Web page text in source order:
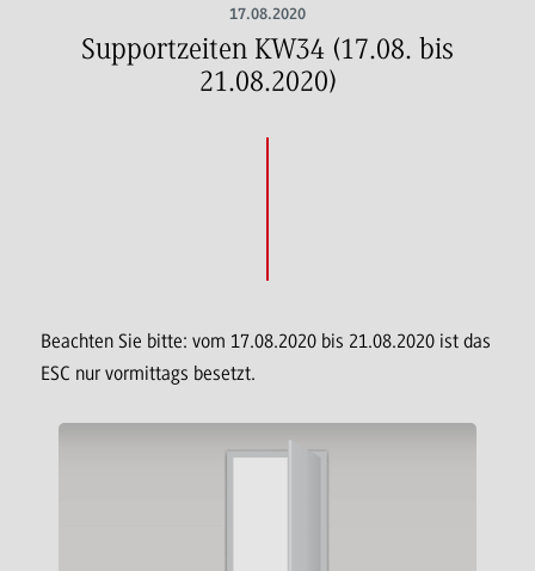
17.08.2020
Supportzeiten KW34 (17.08. bis
21.08.2020)
Beachten Sie bitte: vom 17.08.2020 bis 21.08.2020 ist das
ESC nur vormittags besetzt.